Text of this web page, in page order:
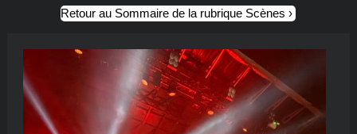
Retour au Sommaire de la rubrique Scènes